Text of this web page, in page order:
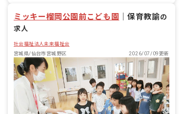
の器を拡げます。 ・運動神経は遺伝しな
ミッキー榴岡公園前こども園 保育教諭の
求人
社会福祉法人未来福祉会
宮城県/仙台市宮城野区
2026/07/09更新